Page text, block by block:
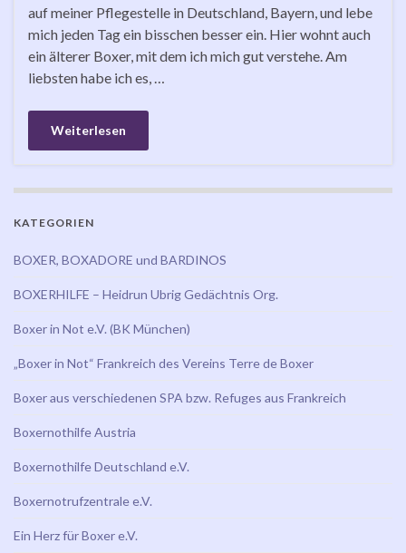
auf meiner Pflegestelle in Deutschland, Bayern, und lebe
mich jeden Tag ein bisschen besser ein. Hier wohnt auch
ein älterer Boxer, mit dem ich mich gut verstehe. Am
liebsten habe ich es, …
Weiterlesen
KATEGORIEN
BOXER, BOXADORE und BARDINOS
BOXERHILFE – Heidrun Ubrig Gedächtnis Org.
Boxer in Not e.V. (BK München)
„Boxer in Not“ Frankreich des Vereins Terre de Boxer
Boxer aus verschiedenen SPA bzw. Refuges aus Frankreich
Boxernothilfe Austria
Boxernothilfe Deutschland e.V.
Boxernotrufzentrale e.V.
Ein Herz für Boxer e.V.